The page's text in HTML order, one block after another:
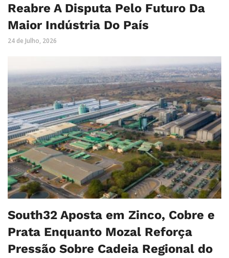
Reabre A Disputa Pelo Futuro Da
Maior Indústria Do País
24 de Julho, 2026
South32 Aposta em Zinco, Cobre e
Prata Enquanto Mozal Reforça
Pressão Sobre Cadeia Regional do